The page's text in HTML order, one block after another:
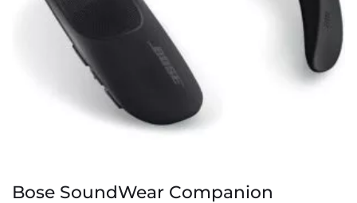
Bose SoundWear Companion